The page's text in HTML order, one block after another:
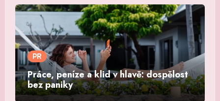
PR
Práce, peníze a klid v hlavě: dospělost
bez paniky